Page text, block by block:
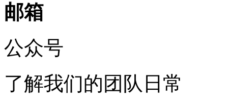
邮箱
公众号
了解我们的团队日常